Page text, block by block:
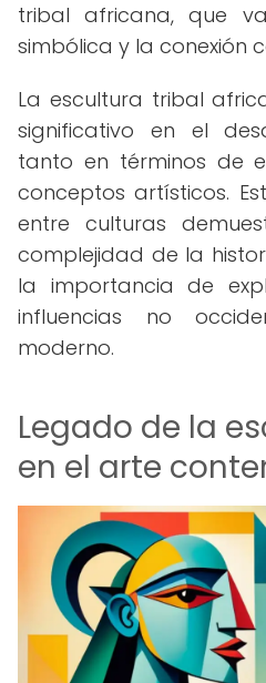
tribal africana, que
simbólica y la conexión
La escultura tribal
significativo en el
tanto en términos de
conceptos artísticos.
entre culturas
complejidad de la
la importancia de
influencias no
moderno.
Legado de la
en el arte